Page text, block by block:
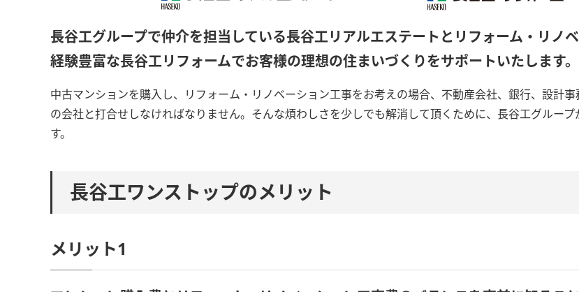
長谷工グループで仲介を担当している長谷工リアルエステートとリフォーム・リノ
経験豊富な長谷工リフォームでお客様の理想の住まいづくりをサポートいたします。
中古マンションを購入し、リフォーム・リノベーション工事をお考えの場合、不動産会社、銀行、設計
の会社と打合せしなければなりません。そんな煩わしさを少しでも解消して頂くために、長谷工グループ
す。
長谷工ワンストップのメリット
メリット1